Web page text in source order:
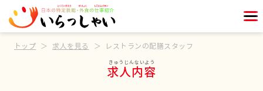
トップ 求人を見る レストランの配膳スタッフ
求人内容